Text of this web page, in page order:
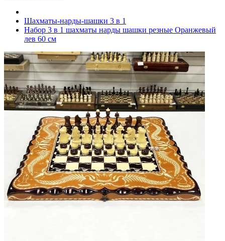
Шахматы-нарды-шашки 3 в 1
Набор 3 в 1 шахматы нарды шашки резные Оранжевый
лев 60 см